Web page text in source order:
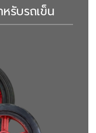
รับรถเข็น